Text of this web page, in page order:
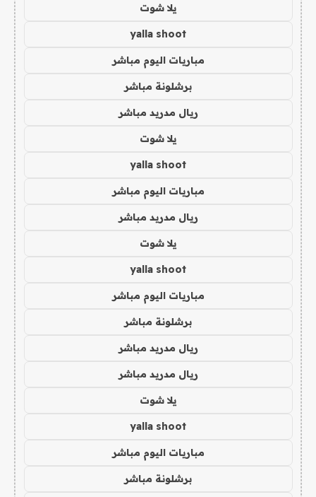
يلا شوت
yalla shoot
مباريات اليوم مباشر
برشلونة مباشر
ريال مدريد مباشر
يلا شوت
yalla shoot
مباريات اليوم مباشر
ريال مدريد مباشر
يلا شوت
yalla shoot
مباريات اليوم مباشر
برشلونة مباشر
ريال مدريد مباشر
ريال مدريد مباشر
يلا شوت
yalla shoot
مباريات اليوم مباشر
برشلونة مباشر